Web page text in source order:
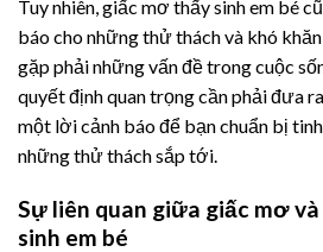
Tuy nhiên, giấc mơ thấy sinh em bé
báo cho những thử thách và khó
gặp phải những vấn đề trong cuộc
quyết định quan trọng cần phải đưa
một lời cảnh báo để bạn chuẩn bị
những thử thách sắp tới.
Sự liên quan giữa giấc mơ
sinh em bé